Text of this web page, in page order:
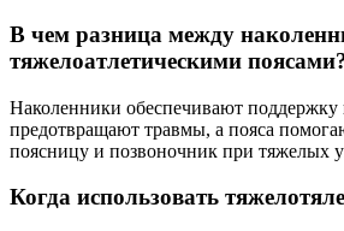
В чем разница между
тяжелоатлетическими
Наколенники обеспечивают поддержку
предотвращают травмы, а пояса
поясницу и позвоночник при тяжелых
Когда использовать